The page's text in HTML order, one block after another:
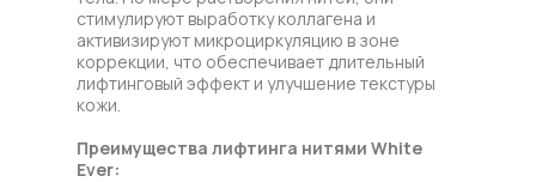
стимулируют выработку коллагена и
активизируют микроциркуляцию в зоне
коррекции, что обеспечивает длительный
лифтинговый эффект и улучшение текстуры
кожи.
Преимущества лифтинга нитями White
Ever: